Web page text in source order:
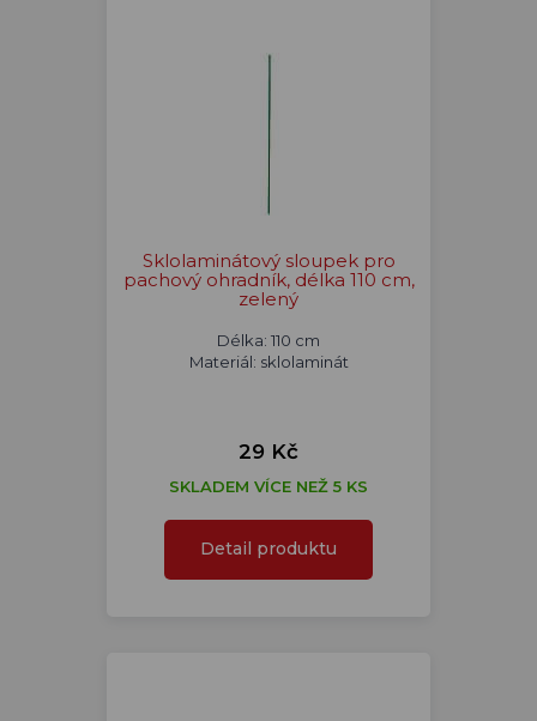
Sklolaminátový sloupek pro
pachový ohradník, délka 110 cm,
zelený
Délka: 110 cm
Materiál: sklolaminát
29 Kč
SKLADEM VÍCE NEŽ 5 KS
Detail produktu